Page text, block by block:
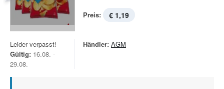
Preis: € 1,19
Leider verpasst!
Gültig: 16.08. -
29.08.
Händler: AGM